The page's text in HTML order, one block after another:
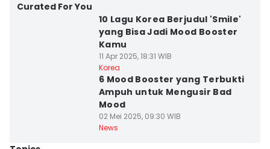
Curated For You
10 Lagu Korea Berjudul 'Smile'
yang Bisa Jadi Mood Booster
Kamu
11 Apr 2025, 18:31 WIB
Korea
6 Mood Booster yang Terbukti
Ampuh untuk Mengusir Bad
Mood
02 Mei 2025, 09:30 WIB
News